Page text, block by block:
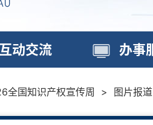
互动交流 办事
全国知识产权宣传周 > 图片报道